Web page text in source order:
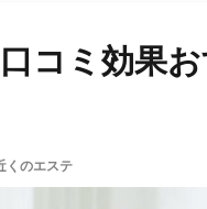
コミ効果
くのエステ